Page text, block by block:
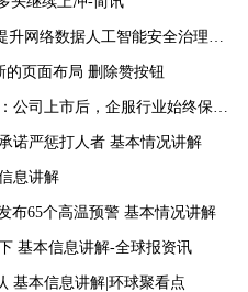
络数据人工智能安全治理水平
的页面布局 删除赞按钮
增长，行业产品集中在电信政务、汽车、医疗领域，以大客户为主
诺严惩打人者 基本情况讲解
息讲解
布65个高温预警 基本情况讲解
基本信息讲解-全球报资讯
基本信息讲解|环球聚看点